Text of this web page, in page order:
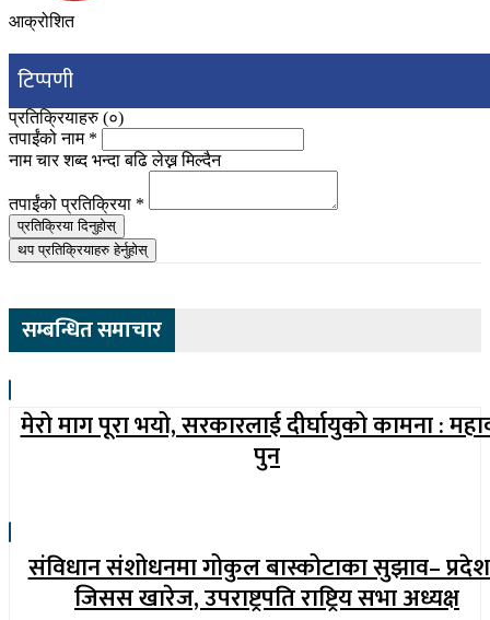
आक्रोशित
टिप्पणी
प्रतिक्रियाहरु (०)
तपाईंको नाम *
नाम चार शब्द भन्दा बढि लेख्न मिल्दैन
तपाईंको प्रतिक्रिया *
प्रतिक्रिया दिनुहोस्
थप प्रतिक्रियाहरु हेर्नुहोस्
सम्बन्धित समाचार
मेरो माग पूरा भयो, सरकारलाई दीर्घायुको कामना :
पुन
संविधान संशोधनमा गोकुल बास्कोटाका सुझाव–
जिसस खारेज, उपराष्ट्रपति राष्ट्रिय सभा अध्यक्ष